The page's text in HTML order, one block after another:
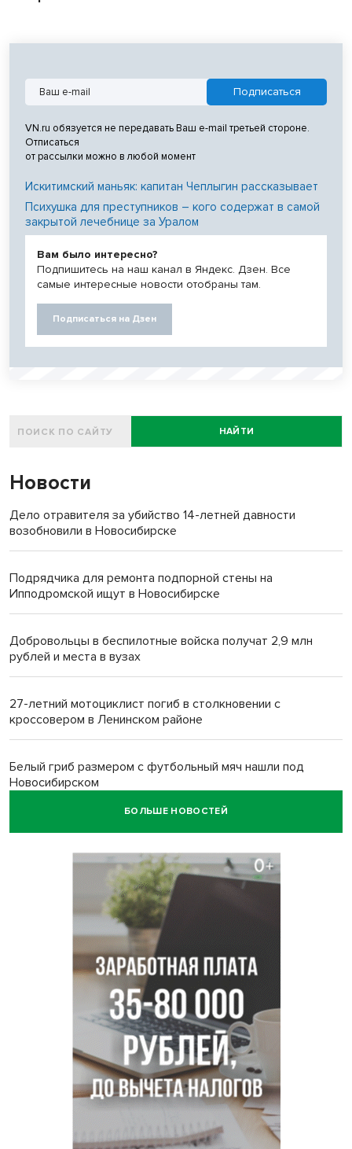
VN.ru обязуется не передавать Ваш e-mail третьей стороне.
Отписаться
от рассылки можно в любой момент
Искитимский маньяк: капитан Чеплыгин рассказывает
Психушка для преступников – кого содержат в самой
закрытой лечебнице за Уралом
Вам было интересно?
Подпишитесь на наш канал в Яндекс. Дзен. Все
самые интересные новости отобраны там.
Подписаться на Дзен
НАЙТИ
Новости
Дело отравителя за убийство 14-летней давности
возобновили в Новосибирске
Подрядчика для ремонта подпорной стены на
Ипподромской ищут в Новосибирске
Добровольцы в беспилотные войска получат 2,9 млн
рублей и места в вузах
27-летний мотоциклист погиб в столкновении с
кроссовером в Ленинском районе
Белый гриб размером с футбольный мяч нашли под
Новосибирском
Спортсмены Новосибирска сдали почти 15 литров крови
Фейковые письма о защите от БПЛА рассылают
предприятиям Новосибирска
Миллион за переезд: в сёла Новосибирской области едут
20 работников культуры
О похолодании в августе-2026 рассказали синоптики в
БОЛЬШЕ НОВОСТЕЙ